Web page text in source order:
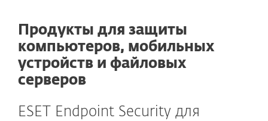
Продукты для защиты
компьютеров, мобильных
устройств и файловых
серверов
ESET Endpoint Security для